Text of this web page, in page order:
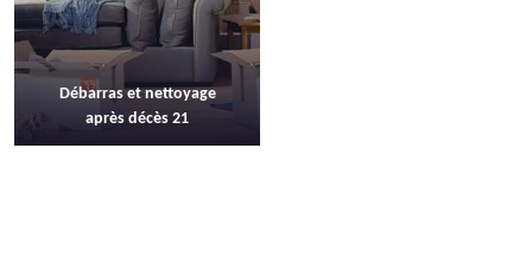
Débarras et nettoyage
après décès 21